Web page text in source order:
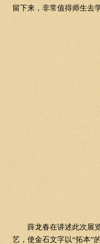
留下来，非常值得师生去
薛龙春在讲述此次展
艺，使金石文字以“拓本”